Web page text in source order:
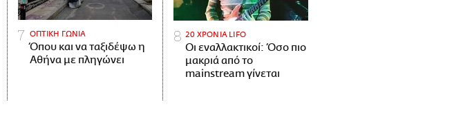
ΟΠΤΙΚΗ ΓΩΝΙΑ
Όπου και να ταξιδέψω η
Αθήνα με πληγώνει
20 ΧΡΟΝΙΑ LIFO
Οι εναλλακτικοί: Όσο πιο
μακριά από το
mainstream γίνεται